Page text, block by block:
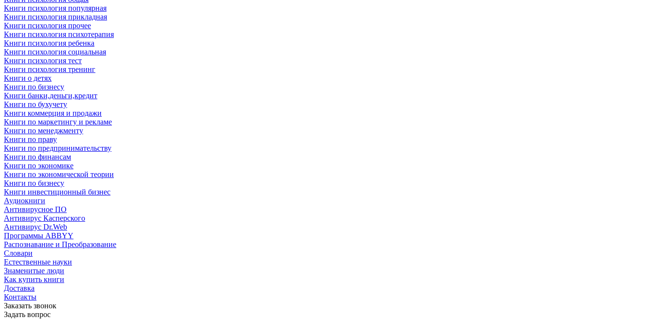
Книги психология популярная
Книги психология прикладная
Книги психология прочее
Книги психология психотерапия
Книги психология ребенка
Книги психология социальная
Книги психология тест
Книги психология тренинг
Книги о детях
Книги по бизнесу
Книги банки,деньги,кредит
Книги по бухучету
Книги коммерция и продажи
Книги по маркетингу и рекламе
Книги по менеджменту
Книги по праву
Книги по предпринимательству
Книги по финансам
Книги по экономике
Книги по экономической теории
Книги по бизнесу
Книги инвестиционный бизнес
Аудиокниги
Антивирусное ПО
Антивирус Касперского
Антивирус Dr.Web
Программы ABBYY
Распознавание и Преобразование
Словари
Естественные науки
Знаменитые люди
Как купить книги
Доставка
Контакты
Заказать звонок
Задать вопрос